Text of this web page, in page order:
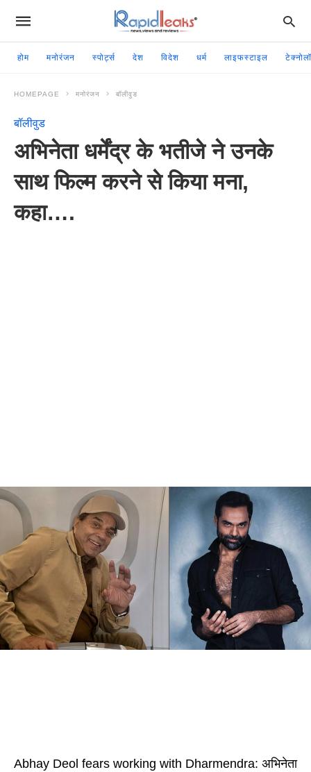
होम मनोरंजन स्पोर्ट्स देश विदेश धर्म लाइफस्टाइल
HOMEPAGE मनोरंजन बॉलीवुड
बॉलीवुड
अभिनेता धर्मेंद्र के भतीजे ने उनके
साथ फिल्म करने से किया मना,
कहा….
Abhay Deol fears working with Dharmendra: अभिनेता